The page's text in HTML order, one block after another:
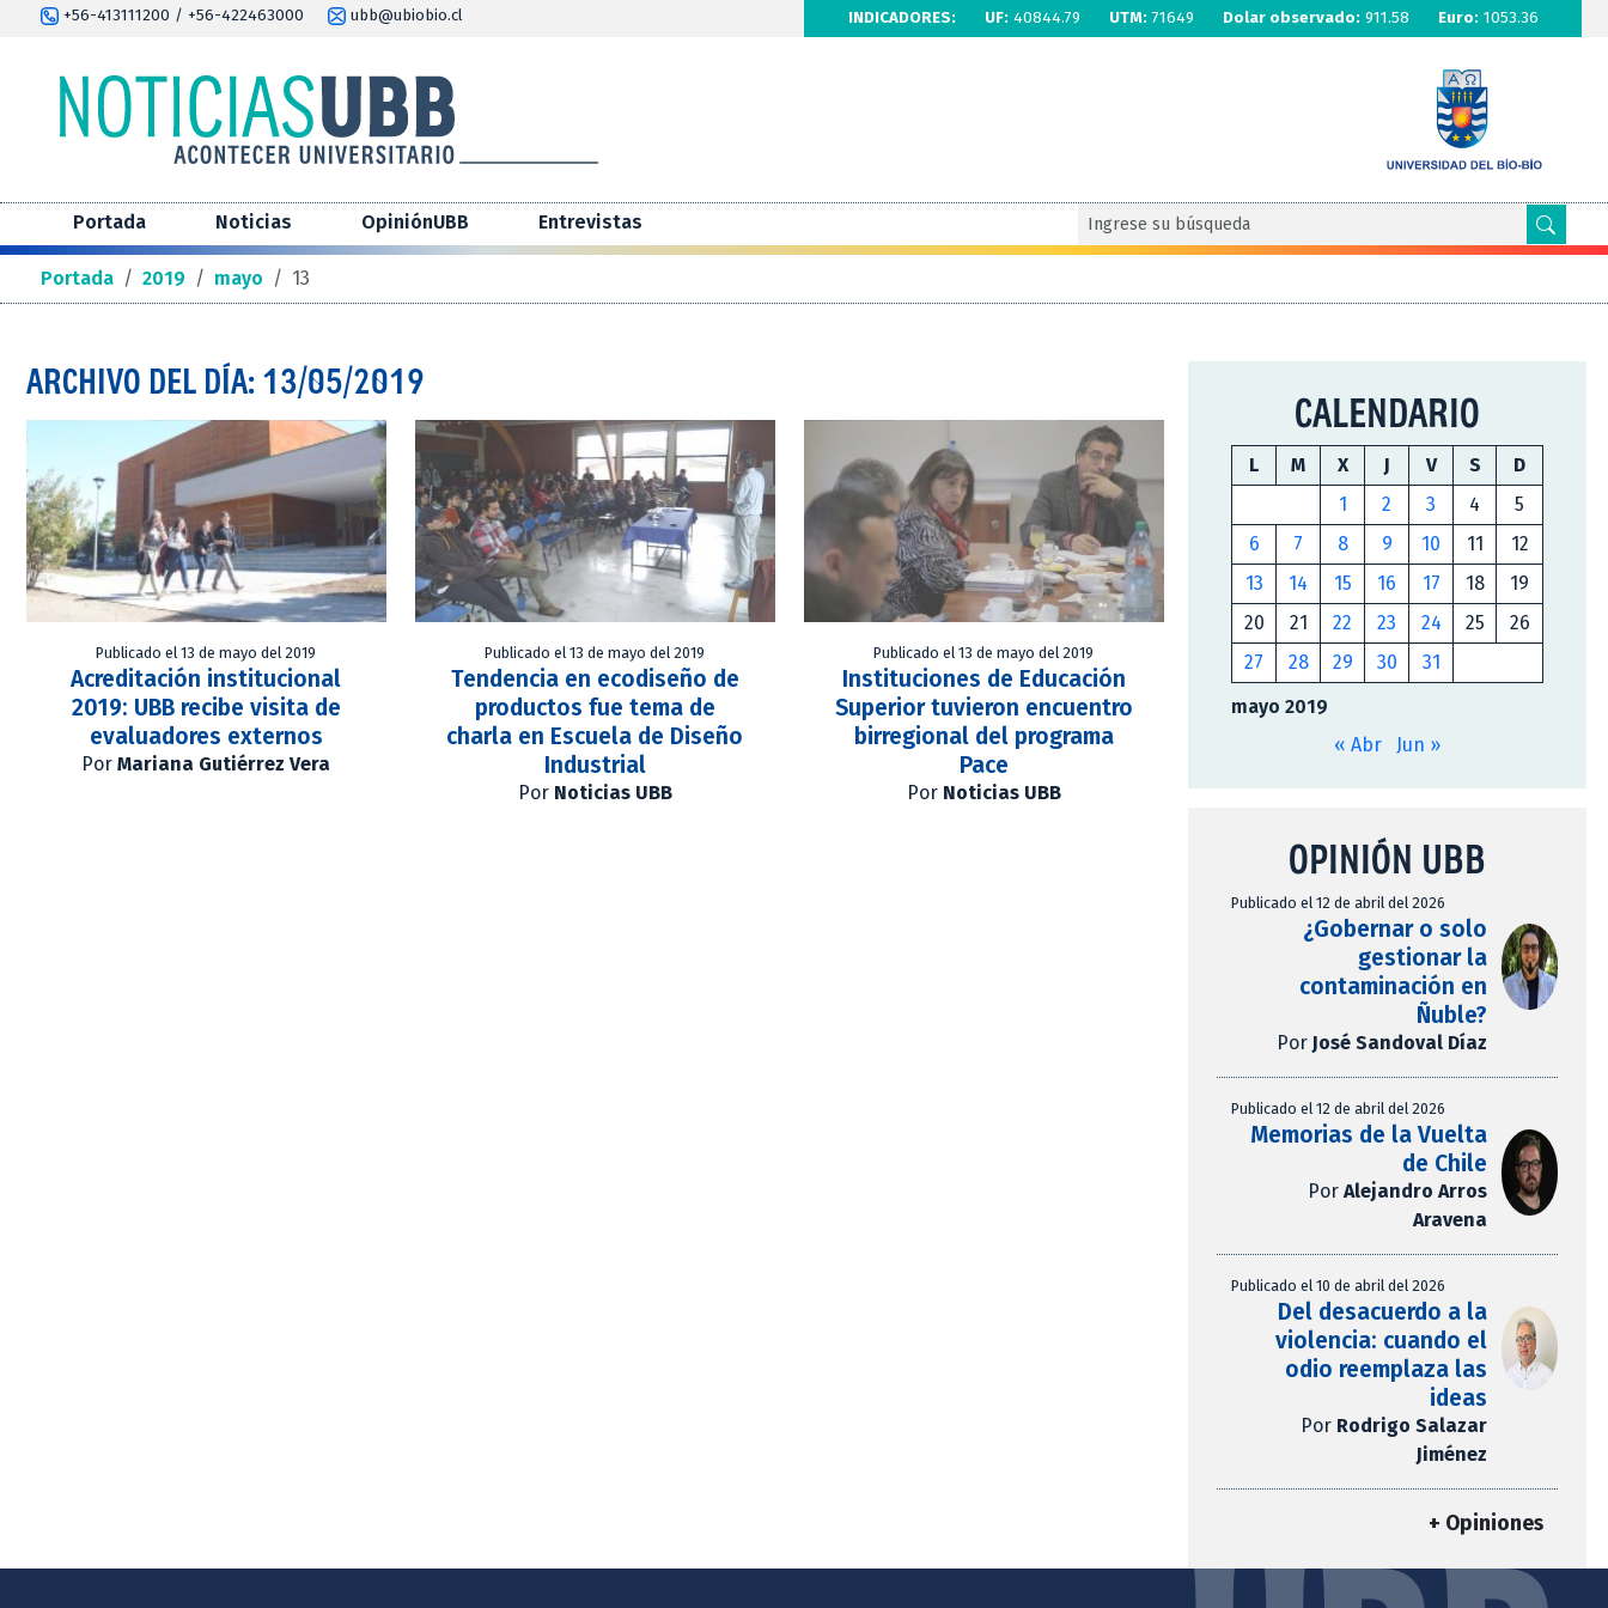
+56-413111200 / +56-422463000 ubb@ubiobio.cl INDICADORES: UF: 40844.79 UTM: 71649 Dolar observado: 911.58 Euro: 1053.36
Portada Noticias OpiniónUBB Entrevistas
Portada / 2019 / mayo / 13
ARCHIVO DEL DÍA: 13/05/2019
Publicado el 13 de mayo del 2019
Acreditación institucional
2019: UBB recibe visita de
evaluadores externos
PorMariana Gutiérrez Vera
Publicado el 13 de mayo del 2019
Tendencia en ecodiseño de
productos fue tema de
charla en Escuela de Diseño
Industrial
Por Noticias UBB
Publicado el 13 de mayo del 2019
Instituciones de Educación
Superior tuvieron encuentro
birregional del programa
Pace
Por Noticias UBB
CALENDARIO
mayo 2019
L M X J V S
D
1
2 3 4
5
6
7 8 9 10 11
12
13
14 15 16 17 18
19
20
21 22 23 24 25
26
27
28 29 30 31
« Abr Jun »
OPINIÓN UBB
Publicado el 12 de abril del 2026
¿Gobernar o solo
gestionar la
contaminación en
Ñuble?
Por José Sandoval Díaz
Publicado el 12 de abril del 2026
Memorias de la Vuelta
de Chile
Por Alejandro Arros
Aravena
Publicado el 10 de abril del 2026
Del desacuerdo a la
violencia: cuando el
odio reemplaza las
ideas
Por Rodrigo Salazar
Jiménez
+ Opiniones